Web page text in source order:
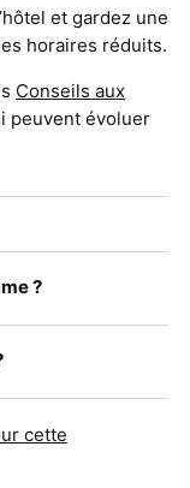
et gardez une
horaires réduits.
Conseils aux
peuvent évoluer
?
cette